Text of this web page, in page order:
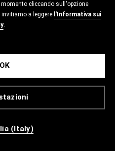
cliccando sull'opzione
invitiamo a leggere l'Informativa sui
.
OK
(Italy)